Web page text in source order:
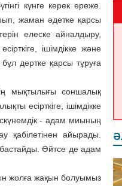
күнге керек ереже.
жаман әдетке қарсы
елеске айналдыру,
ішімдікке және
дертке қарсы тұруға
мықтылығы соншалық
есірткіге, ішімдікке
- адам миының
қабілетінен айырады.
бастайды. Әйтсе де адам
жолға жақын болуымыз